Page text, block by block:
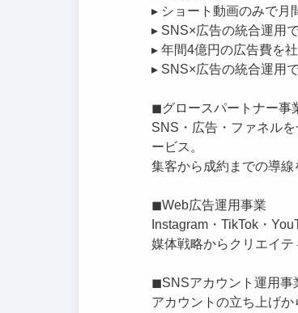
▸ ショート動画のみで月
▸ SNS×広告の統合運用
▸ 年間4億円の広告費を
▸ SNS×広告の統合運用
◼︎グロースパートナー事
SNS・広告・ファネル
ービス。
集客から成約までの導線
◼︎Web広告運用事業
Instagram・TikTok・
媒体戦略からクリエイテ
◼︎SNSアカウント運用事
アカウントの立ち上げか